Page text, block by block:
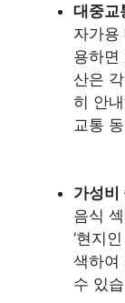
대중교
자가용
용하면
산은
히 안
교통
가성비
음식
‘현지
색하여
수 있